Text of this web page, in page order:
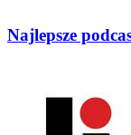
Najlepsze